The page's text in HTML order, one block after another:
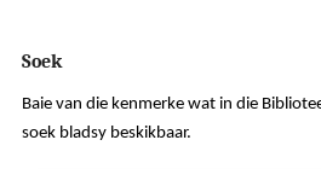
Soek
Baie van die kenmerke wat in die
soek bladsy beskikbaar.